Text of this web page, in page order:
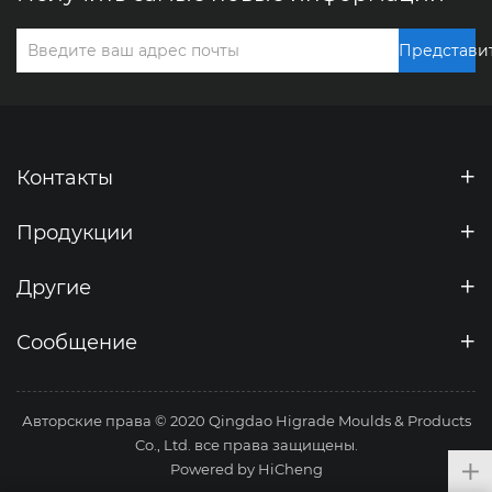
Контакты
Продукции
Другие
Сообщение
Авторские права © 2020 Qingdao Higrade Moulds & Products
Co., Ltd. все права защищены.
Powered by HiCheng